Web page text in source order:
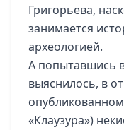
Григорьева,
занимается
археологией.
А попытавшись
выяснилось, в
«Клаузура»)